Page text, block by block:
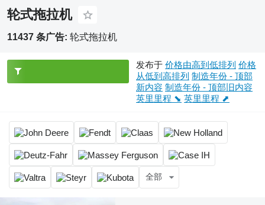
轮式拖拉机
11437 条广告: 轮式拖拉机
发布于 价格由高到低排列 价格
从低到高排列 制造年份 - 顶部
新内容 制造年份 - 顶部旧内容
英里里程 ⬊ 英里里程 ⬈
全部